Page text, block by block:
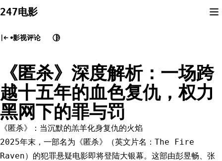
to
247电影
影视评论
《匿杀》深度解析：一场跨
越十五年的血色复仇，权力
黑网下的罪与罚
《匿杀》：当沉默的羔羊化身复仇的火焰
2025年末，一部名为《匿杀》（英文片名：The Fire
Raven）的犯罪悬疑电影即将登陆大银幕。这部由彭昱畅、张